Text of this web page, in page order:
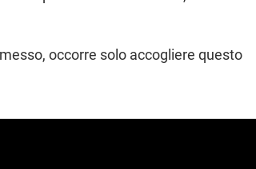
occorre solo accogliere questo